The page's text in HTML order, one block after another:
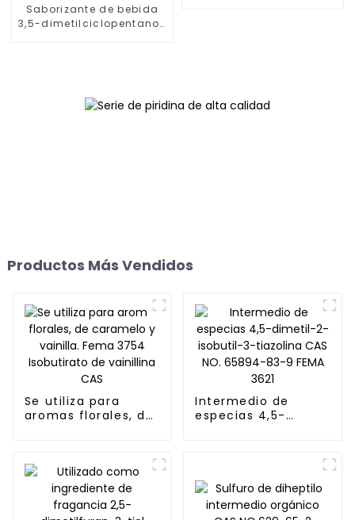
Saborizante de bebida
3,5-dimetilciclopentano-
Productos Más Vendidos
Se utiliza para
aromas florales, de
vainillina CAS
Intermedio de
especias 4,5-